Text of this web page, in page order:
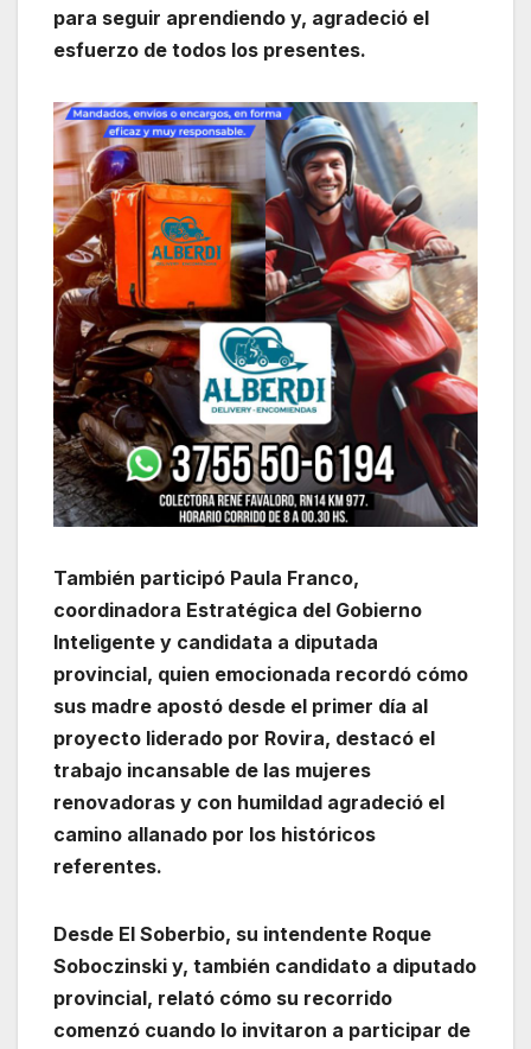
para seguir aprendiendo y, agradeció el
esfuerzo de todos los presentes.
También participó Paula Franco,
coordinadora Estratégica del Gobierno
Inteligente y candidata a diputada
provincial, quien emocionada recordó cómo
sus madre apostó desde el primer día al
proyecto liderado por Rovira, destacó el
trabajo incansable de las mujeres
renovadoras y con humildad agradeció el
camino allanado por los históricos
referentes.
Desde El Soberbio, su intendente Roque
Soboczinski y, también candidato a diputado
provincial, relató cómo su recorrido
comenzó cuando lo invitaron a participar de